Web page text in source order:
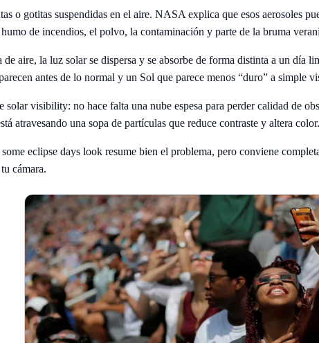
o gotitas suspendidas en el aire. NASA explica que esos aerosoles
de incendios, el polvo, la contaminación y parte de la bruma
aire, la luz solar se dispersa y se absorbe de forma distinta a un
antes de lo normal y un Sol que parece menos “duro” a simple
visibility: no hace falta una nube espesa para perder calidad de
atravesando una sopa de partículas que reduce contraste y altera color.
eclipse days look resume bien el problema, pero conviene
cámara.